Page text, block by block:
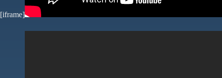
[iframe]